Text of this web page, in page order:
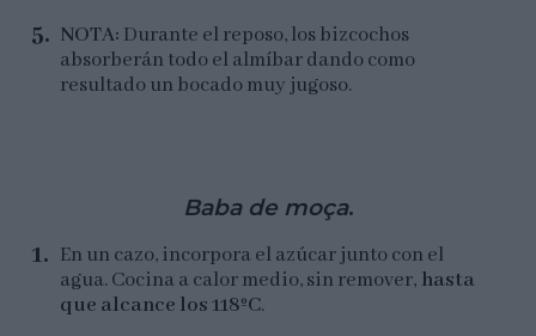
NOTA: Durante el reposo, los bizcochos
absorberán todo el almíbar dando como
resultado un bocado muy jugoso.
Baba de moça.
En un cazo, incorpora el azúcar junto con el
agua. Cocina a calor medio, sin remover, hasta
que alcance los 118ºC.